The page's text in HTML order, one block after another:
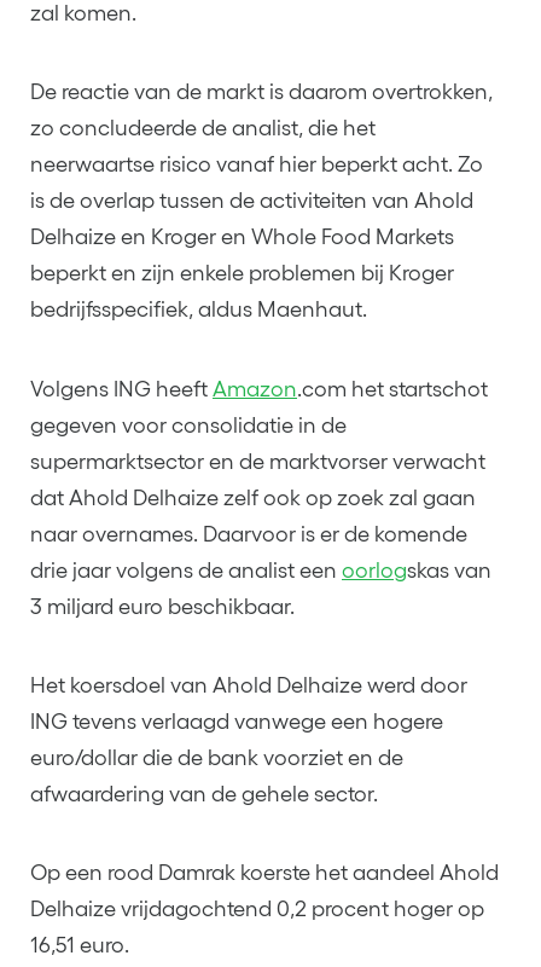
zal komen.
De reactie van de markt is daarom overtrokken,
zo concludeerde de analist, die het
neerwaartse risico vanaf hier beperkt acht. Zo
is de overlap tussen de activiteiten van Ahold
Delhaize en Kroger en Whole Food Markets
beperkt en zijn enkele problemen bij Kroger
bedrijfsspecifiek, aldus Maenhaut.
Volgens ING heeft Amazon.com het startschot
gegeven voor consolidatie in de
supermarktsector en de marktvorser verwacht
dat Ahold Delhaize zelf ook op zoek zal gaan
naar overnames. Daarvoor is er de komende
drie jaar volgens de analist een oorlogskas van
3 miljard euro beschikbaar.
Het koersdoel van Ahold Delhaize werd door
ING tevens verlaagd vanwege een hogere
euro/dollar die de bank voorziet en de
afwaardering van de gehele sector.
Op een rood Damrak koerste het aandeel Ahold
Delhaize vrijdagochtend 0,2 procent hoger op
16,51 euro.